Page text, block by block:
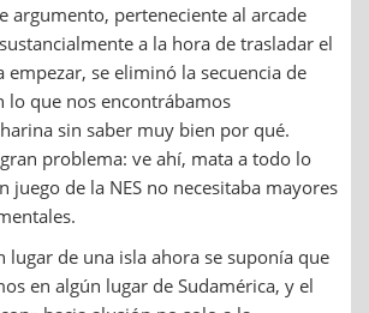
argumento, perteneciente al arcade
a la hora de trasladar el
empezar, se eliminó la secuencia de
lo que nos encontrábamos
sin saber muy bien por qué.
problema: ve ahí, mata a todo lo
juego de la NES no necesitaba mayores
lugar de una isla ahora se suponía que
en algún lugar de Sudamérica, y el